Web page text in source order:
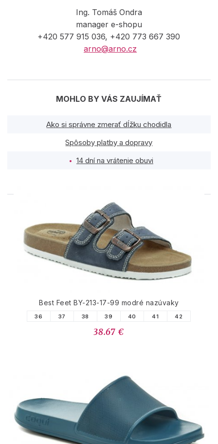
Ing. Tomáš Ondra
manager e-shopu
+420 577 915 036, +420 773 667 390
arno@arno.cz
MOHLO BY VÁS ZAUJÍMAŤ
Ako si správne zmerať dĺžku chodidla
Spôsoby platby a dopravy
14 dní na vrátenie obuvi
PODOBNÉ PRODUKTY
Best Feet BY-213-17-99 modré nazúvaky
36 37 38 39 40 41 42
38.67 €